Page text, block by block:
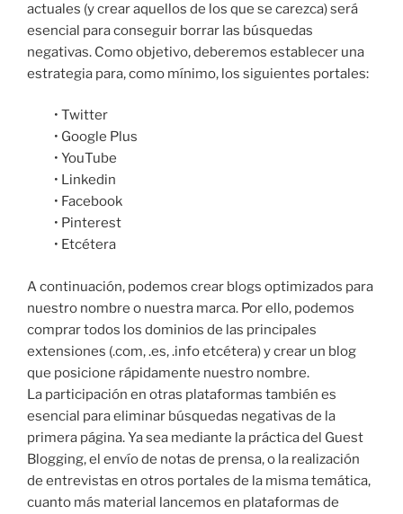
actuales (y crear aquellos de los que se carezca) será
esencial para conseguir borrar las búsquedas
negativas. Como objetivo, deberemos establecer una
estrategia para, como mínimo, los siguientes portales:
• Twitter
• Google Plus
• YouTube
• Linkedin
• Facebook
• Pinterest
• Etcétera
A continuación, podemos crear blogs optimizados para
nuestro nombre o nuestra marca. Por ello, podemos
comprar todos los dominios de las principales
extensiones (.com, .es, .info etcétera) y crear un blog
que posicione rápidamente nuestro nombre.
La participación en otras plataformas también es
esencial para eliminar búsquedas negativas de la
primera página. Ya sea mediante la práctica del Guest
Blogging, el envío de notas de prensa, o la realización
de entrevistas en otros portales de la misma temática,
cuanto más material lancemos en plataformas de